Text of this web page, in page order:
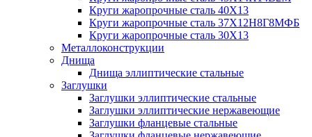
Круги жаропрочные сталь 40Х13
Круги жаропрочные сталь 37Х12Н8Г8МФБ
Круги жаропрочные сталь 30Х13
Металлоконструкции
Днища
Днища эллиптические стальные
Заглушки
Заглушки эллиптические стальные
Заглушки эллиптические нержавеющие
Заглушки фланцевые стальные